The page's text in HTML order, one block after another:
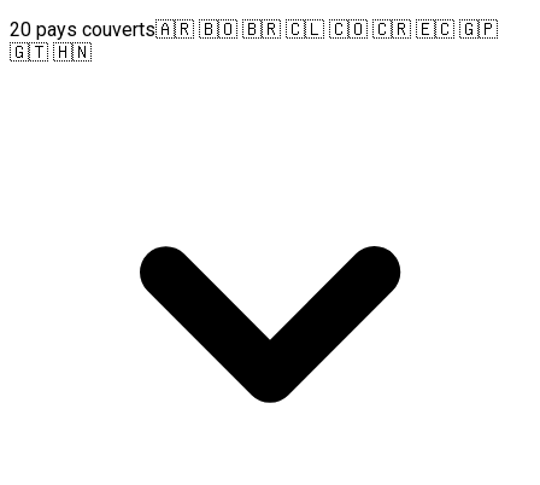
20 pays couverts🇦🇷 🇧🇴 🇧🇷 🇨🇱 🇨🇴 🇨🇷 🇪🇨 🇬🇵
🇬🇹 🇭🇳